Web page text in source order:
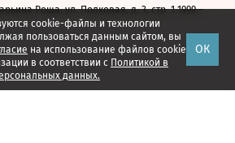
cookie-файлы и технологии
пользоваться данным сайтом, вы
на использование файлов cookie
в соответствии с Политикой в
данных.
ОК
Роща, ул. Полковая, д. 3, стр. 1 1999—